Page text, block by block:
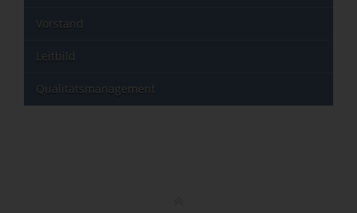
Vorstand
Leitbild
Qualitätsmanagement